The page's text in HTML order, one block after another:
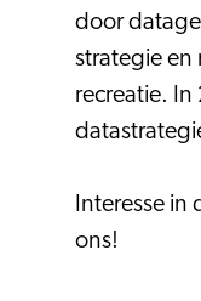
door
strategie en
recreatie.
Interesse in
ons!